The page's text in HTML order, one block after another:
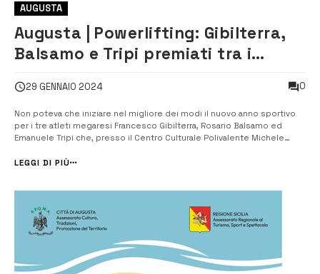
AUGUSTA
Augusta | Powerlifting: Gibilterra,
Balsamo e Tripi premiati tra i
29 GENNAIO 2024 0
Non poteva che iniziare nel migliore dei modi il nuovo anno sportivo
per i tre atleti megaresi Francesco Gibilterra, Rosario Balsamo ed
Emanuele Tripi che, presso il Centro Culturale Polivalente Michele
nazionale Fipe, tra i migliori atleti di para Powerlifting in Italia. Gli...
LEGGI DI PIÙ